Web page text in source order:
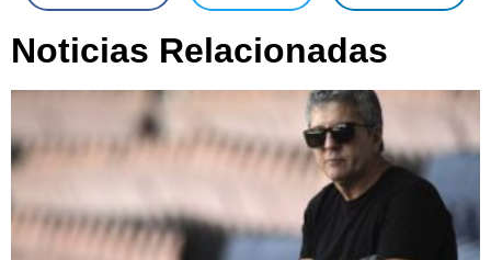
Noticias Relacionadas